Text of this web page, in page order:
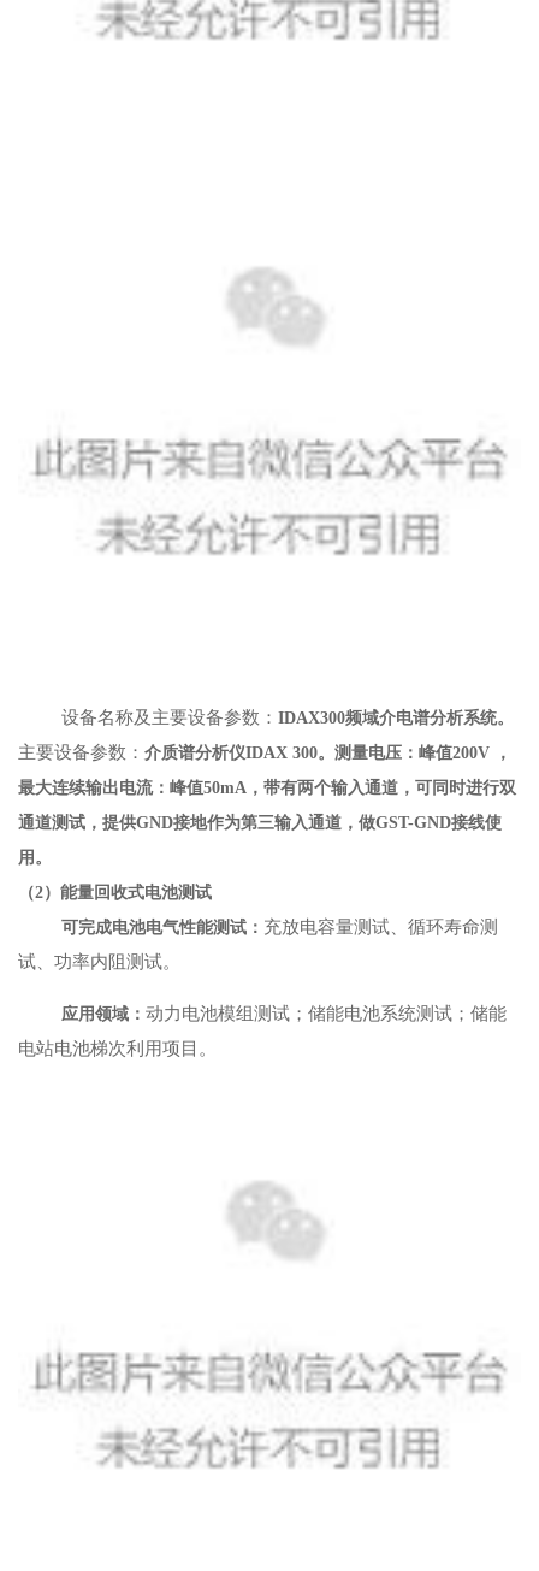
设备名称及主要设备参数：IDAX300频域介电谱分析系统。
主要设备参数： 介质谱分析仪IDAX 300。测量电压：峰值200V ，
最大连续输出电流：峰值50mA，带有两个输入通道，可同时进行双
通道测试，提供GND接地作为第三输入通道，做GST-GND接线使
用。
（2）能量回收式电池测试
可完成电池电气性能测试： 充放电容量测试、循环寿命测
试、功率内阻测试。
应用领域：动力电池模组测试；储能电池系统测试；储能
电站电池梯次利用项目。